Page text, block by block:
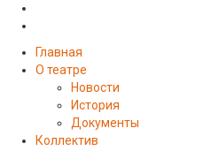
Главная
О театре
Новости
История
Документы
Коллектив